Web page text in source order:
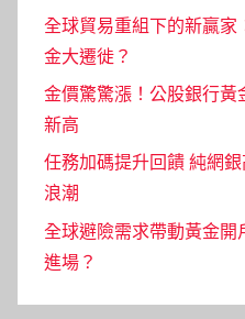
全球貿易重組下的新贏家
金大遷徙？
金價驚驚漲！公股銀行黃
新高
任務加碼提升回饋 純網
浪潮
全球避險需求帶動黃金開
進場？